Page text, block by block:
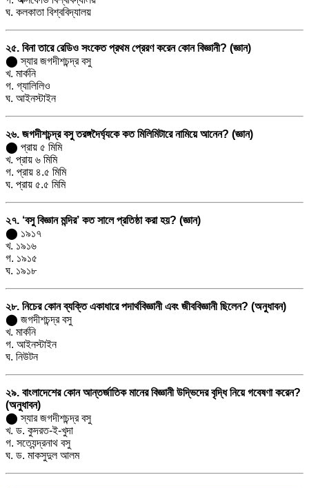
ঘ. কলকাতা বিশ্ববিদ্যালয়
২৫. বিনা তারে রেডিও সংকেত প্রথম প্রেরণ করেন কোন বিজ্ঞানী? (জ্ঞান)
⬤ স্যার জগদীশচন্দ্র বসু
খ. মার্কনি
গ. গ্যালিলিও
ঘ. আইনস্টাইন
২৬. জগদীশচন্দ্র বসু তরঙ্গদৈর্ঘ্যকে কত মিলিমিটারে নামিয়ে আনেন? (জ্ঞান)
⬤ প্রায় ৫ মিমি
খ. প্রায় ৬ মিমি
গ. প্রায় ৪.৫ মিমি
ঘ. প্রায় ৫.৫ মিমি
২৭. ‘বসু বিজ্ঞান মন্দির’ কত সালে প্রতিষ্ঠা করা হয়? (জ্ঞান)
⬤ ১৯১৭
খ. ১৯১৬
গ. ১৯১৫
ঘ. ১৯১৮
২৮. নিচের কোন ব্যক্তি একাধারে পদার্থবিজ্ঞানী এবং জীববিজ্ঞানী ছিলেন? (অনুধাবন)
⬤ জগদীশচন্দ্র বসু
খ. মার্কনি
গ. আইনস্টাইন
ঘ. নিউটন
২৯. বাংলাদেশের কোন আন্তর্জাতিক মানের বিজ্ঞানী উদ্ভিদের বৃদ্ধি নিয়ে গবেষণা করেন?
(অনুধাবন)
⬤ স্যার জগদীশচন্দ্র বসু
খ. ড. কুদরত-ই-খুদা
গ. সত্যেন্দ্রনাথ বসু
ঘ. ড. মাকসুদুল আলম